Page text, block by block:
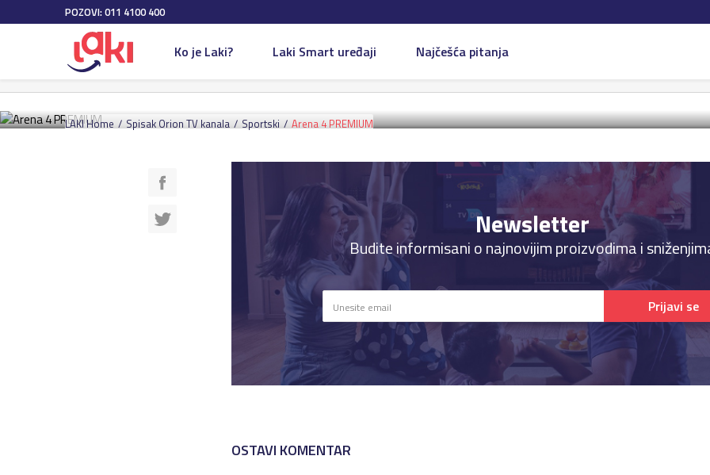
POZOVI: 011 4100 400
Ko je Laki? Laki Smart uređaji Najčešća pitanja
LAKI Home Spisak Orion TV kanala Sportski Arena 4 PREMIUM
Sportski 04 Aug 2025
Newsletter
Budite informisani o najnovijim proizvodima i
Prijavi se
OSTAVI KOMENTAR